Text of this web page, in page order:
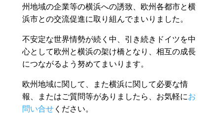
州地域の企業等の横浜への誘致、欧州各都市と横
浜市との交流促進に取り組んでまいりました。
不安定な世界情勢が続く中、引き続きドイツを中
心として欧州と横浜の架け橋となり、相互の成長
につながるよう努めてまいります。
欧州地域に関して、また横浜に関して必要な情
報、またはご質問等がありましたら、お気軽にお
問い合せください。